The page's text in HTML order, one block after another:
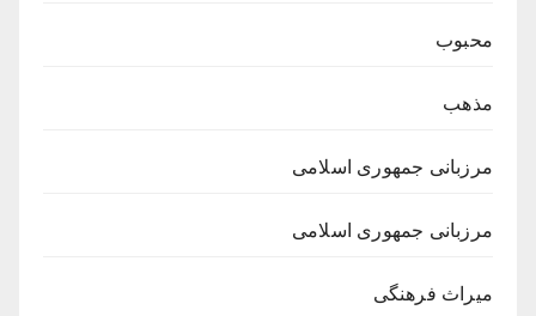
محبوب
مذهب
مرزبانی جمهوری اسلامی
مرزبانی جمهوری اسلامی
میراث فرهنگی